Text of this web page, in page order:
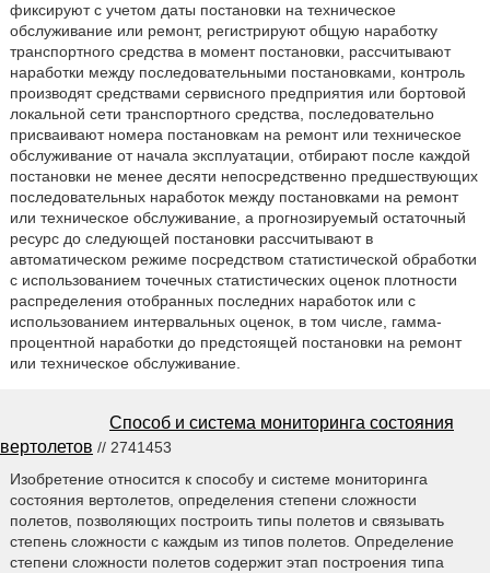
фиксируют с учетом даты постановки на техническое
обслуживание или ремонт, регистрируют общую наработку
транспортного средства в момент постановки, рассчитывают
наработки между последовательными постановками, контроль
производят средствами сервисного предприятия или бортовой
локальной сети транспортного средства, последовательно
присваивают номера постановкам на ремонт или техническое
обслуживание от начала эксплуатации, отбирают после каждой
постановки не менее десяти непосредственно предшествующих
последовательных наработок между постановками на ремонт
или техническое обслуживание, а прогнозируемый остаточный
ресурс до следующей постановки рассчитывают в
автоматическом режиме посредством статистической обработки
с использованием точечных статистических оценок плотности
распределения отобранных последних наработок или с
использованием интервальных оценок, в том числе, гамма-
процентной наработки до предстоящей постановки на ремонт
или техническое обслуживание.
Способ и система мониторинга состояния
вертолетов // 2741453
Изобретение относится к способу и системе мониторинга
состояния вертолетов, определения степени сложности
полетов, позволяющих построить типы полетов и связывать
степень сложности с каждым из типов полетов. Определение
степени сложности полетов содержит этап построения типа